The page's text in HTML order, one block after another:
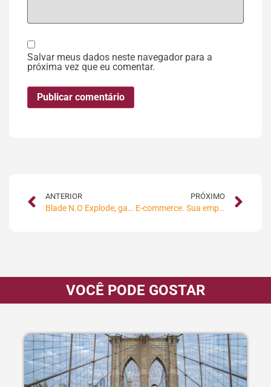
Salvar meus dados neste navegador para a
próxima vez que eu comentar.
ANTERIOR
Blade N.O Explode, ganha o WorldStar 2009, Prêmio Mundial de Embalagens
PRÓXIMO
E-commerce. Sua empresa está preparada?
VOCÊ PODE GOSTAR